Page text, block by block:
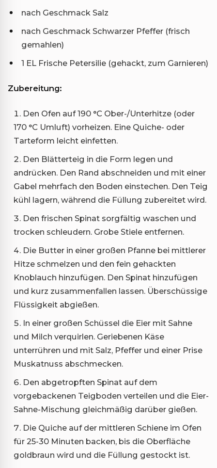
nach Geschmack Salz
nach Geschmack Schwarzer Pfeffer (frisch
gemahlen)
1 EL Frische Petersilie (gehackt, zum Garnieren)
Zubereitung:
Den Ofen auf 190 °C Ober-/Unterhitze (oder
170 °C Umluft) vorheizen. Eine Quiche- oder
Tarteform leicht einfetten.
Den Blätterteig in die Form legen und
andrücken. Den Rand abschneiden und mit einer
Gabel mehrfach den Boden einstechen. Den Teig
kühl lagern, während die Füllung zubereitet wird.
Den frischen Spinat sorgfältig waschen und
trocken schleudern. Grobe Stiele entfernen.
Die Butter in einer großen Pfanne bei mittlerer
Hitze schmelzen und den fein gehackten
Knoblauch hinzufügen. Den Spinat hinzufügen
und kurz zusammenfallen lassen. Überschüssige
Flüssigkeit abgießen.
In einer großen Schüssel die Eier mit Sahne
und Milch verquirlen. Geriebenen Käse
unterrühren und mit Salz, Pfeffer und einer Prise
Muskatnuss abschmecken.
Den abgetropften Spinat auf dem
vorgebackenen Teigboden verteilen und die Eier-
Sahne-Mischung gleichmäßig darüber gießen.
Die Quiche auf der mittleren Schiene im Ofen
für 25-30 Minuten backen, bis die Oberfläche
goldbraun wird und die Füllung gestockt ist.